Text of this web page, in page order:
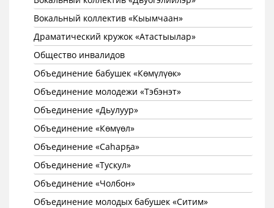
Вокальный коллектив «Кыымчаан»
Драматический кружок «Атастыылар»
Общество инвалидов
Объединение бабушек «Көмүлүөк»
Объединение молодежи «Тэбэнэт»
Объединение «Дьулуур»
Объединение «Көмүөл»
Объединение «Саhарҕа»
Объединение «Тускул»
Объединение «Чолбон»
Объединение молодых бабушек «Ситим»